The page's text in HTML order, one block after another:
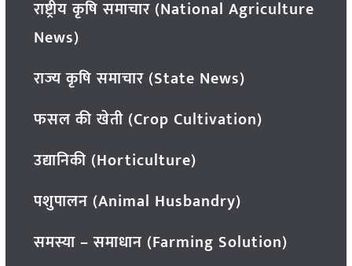
राष्ट्रीय कृषि समाचार (National Agriculture
News)
राज्य कृषि समाचार (State News)
फसल की खेती (Crop Cultivation)
उद्यानिकी (Horticulture)
पशुपालन (Animal Husbandry)
समस्या – समाधान (Farming Solution)